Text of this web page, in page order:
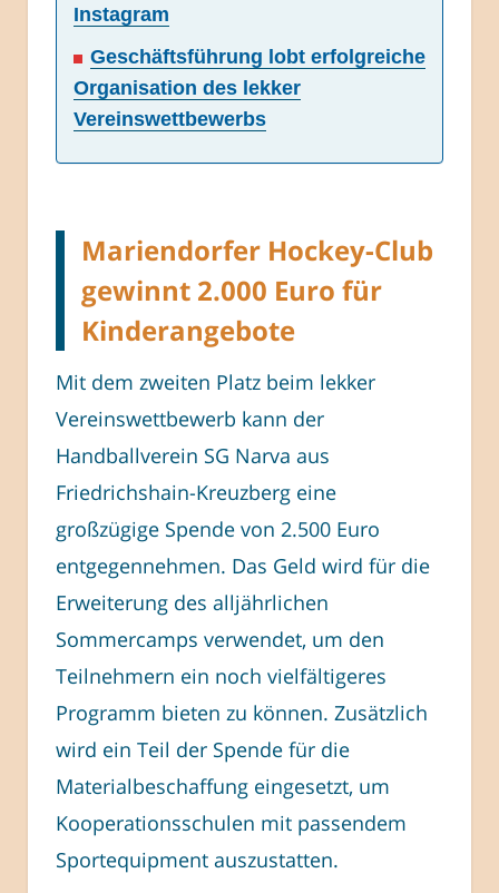
Instagram
Geschäftsführung lobt erfolgreiche
Organisation des lekker
Vereinswettbewerbs
Mariendorfer Hockey-Club
gewinnt 2.000 Euro für
Kinderangebote
Mit dem zweiten Platz beim lekker
Vereinswettbewerb kann der
Handballverein SG Narva aus
Friedrichshain-Kreuzberg eine
großzügige Spende von 2.500 Euro
entgegennehmen. Das Geld wird für die
Erweiterung des alljährlichen
Sommercamps verwendet, um den
Teilnehmern ein noch vielfältigeres
Programm bieten zu können. Zusätzlich
wird ein Teil der Spende für die
Materialbeschaffung eingesetzt, um
Kooperationsschulen mit passendem
Sportequipment auszustatten.